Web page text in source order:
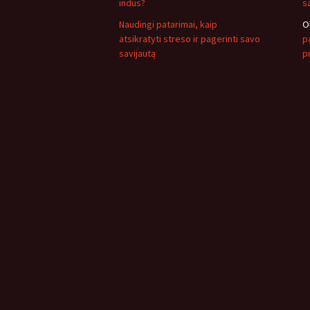
indus?
Naudingi patarimai, kaip
atsikratyti streso ir pagerinti savo
savijautą